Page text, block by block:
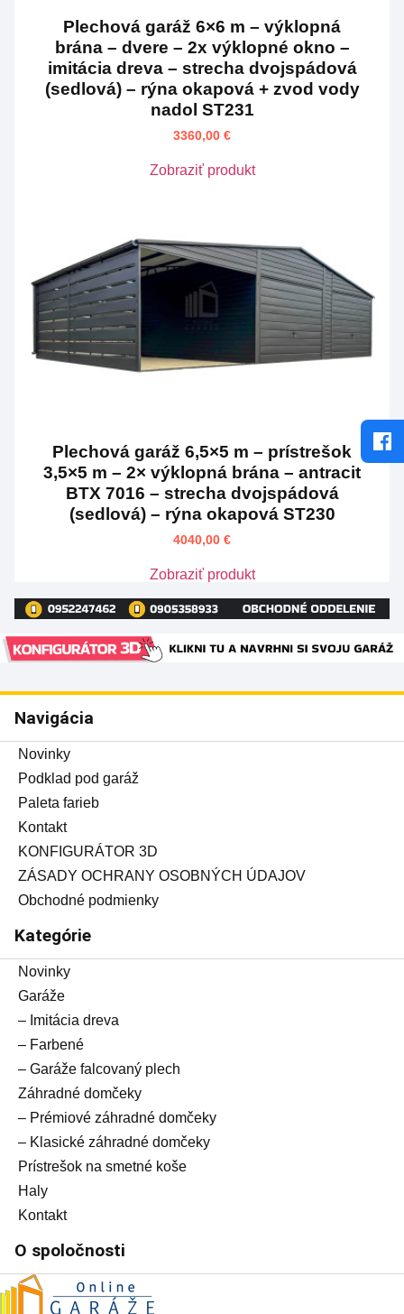
Plechová garáž 6×6 m – výklopná
brána – dvere – 2x výklopné okno –
imitácia dreva – strecha dvojspádová
(sedlová) – rýna okapová + zvod vody
nadol ST231
3360,00 €
Zobraziť produkt
Plechová garáž 6,5×5 m – prístrešok
3,5×5 m – 2× výklopná brána – antracit
BTX 7016 – strecha dvojspádová
(sedlová) – rýna okapová ST230
4040,00 €
Zobraziť produkt
Navigácia
Novinky
Podklad pod garáž
Paleta farieb
Kontakt
KONFIGURÁTOR 3D
ZÁSADY OCHRANY OSOBNÝCH ÚDAJOV
Obchodné podmienky
Kategórie
Novinky
Garáže
– Imitácia dreva
– Farbené
– Garáže falcovaný plech
Záhradné domčeky
– Prémiové záhradné domčeky
– Klasické záhradné domčeky
Prístrešok na smetné koše
Haly
Kontakt
O spoločnosti